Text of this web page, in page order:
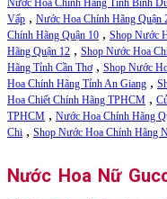
Nước Hoa Chính Hãng Tỉnh Bình
Vấp , Nước Hoa Chính Hãng Quận
Chính Hãng Quận 10 , Shop Nước
Hãng Quận 12 , Shop Nước Hoa
Hãng Tỉnh Cần Thơ , Shop Nước
Hoa Chính Hãng Tỉnh An Giang ,
Hoa Chiết Chính Hãng TPHCM ,
TPHCM , Nước Hoa Chính Hãng
Chi , Shop Nước Hoa Chính Hãng
Nước Hoa Nữ